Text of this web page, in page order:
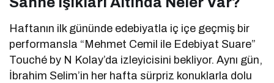
Haftanın ilk gününde edebiyatla iç içe geçmiş bir
performansla “Mehmet Cemil ile Edebiyat Suare”
Touché by N Kolay’da izleyicisini bekliyor. Aynı gün,
İbrahim Selim’in her hafta sürpriz konuklarla dolu